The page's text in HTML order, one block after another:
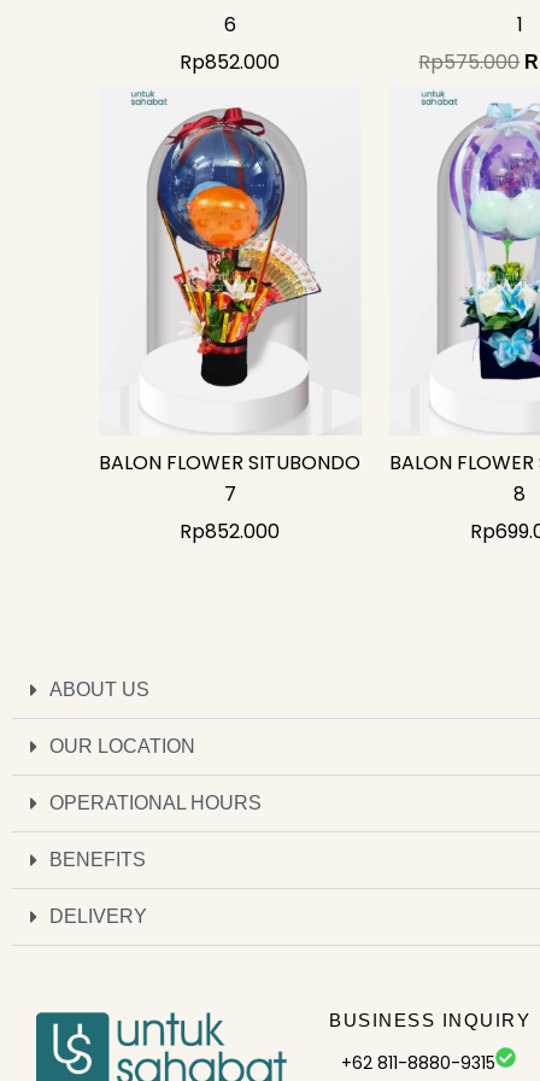
6
Rp852.000
1
Rp575.000
BALON FLOWER SITUBONDO
7
Rp852.000
BALON
8
Rp
ABOUT US
OUR LOCATION
OPERATIONAL HOURS
BENEFITS
DELIVERY
BUSINESS INQUIRY
+62 811-8880-9315